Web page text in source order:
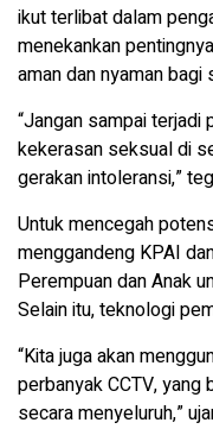
ikut terlibat dalam
menekankan
aman dan nyaman bagi
“Jangan sampai terjadi
kekerasan seksual di
gerakan intoleransi,”
Untuk mencegah
menggandeng KPAI
Perempuan dan Anak
Selain itu, teknologi
“Kita juga akan
perbanyak CCTV,
secara menyeluruh,”